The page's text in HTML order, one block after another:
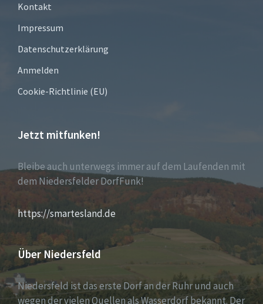
Kontakt
Impressum
Datenschutzerklärung
Anmelden
Cookie-Richtlinie (EU)
Jetzt mitfunken!
Bleibe auch unterwegs immer auf dem Laufenden mit
dem Niedersfelder DorfFunk!
https://smartesland.de
Über Niedersfeld
Niedersfeld ist das erste Dorf an der Ruhr und auch
wegen der vielen Quellen als Wasserdorf bekannt. Der